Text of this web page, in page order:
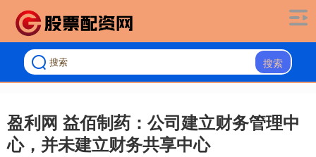
搜索
盈利网 益佰制药：公司建立财务管理中
心，并未建立财务共享中心